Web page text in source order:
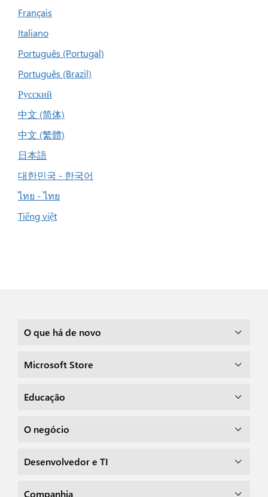
Français
Italiano
Português (Portugal)
Português (Brazil)
Русский
中文 (简体)
中文 (繁體)
日本語
대한민국 - 한국어
ไทย - ไทย
Tiếng việt
O que há de novo
Microsoft Store
Educação
O negócio
Desenvolvedor e TI
Companhia